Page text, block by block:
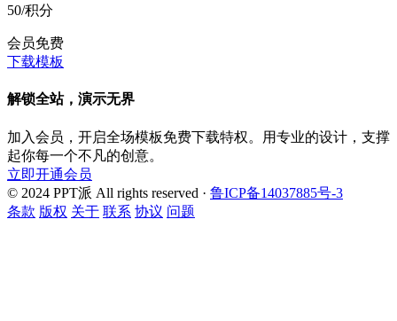
50/积分
会员免费
下载模板
解锁全站，演示无界
加入会员，开启全场模板免费下载特权。用专业的设计，支撑
起你每一个不凡的创意。
立即开通会员
© 2024 PPT派 All rights reserved · 鲁ICP备14037885号-3
条款 版权 关于 联系 协议 问题